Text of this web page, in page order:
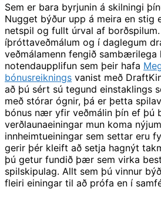
Sem er bara byrjunin á skilningi
Nugget býður upp á meira en stig
netspil og fullt úrval af
íþróttaveðmálum og í daglegum
veðmálamenn fengið sambærilega
notendaupplifun sem þeir hafa
bónusreiknings vanist með
að þú sért sú tegund einstaklings
með stórar ógnir, þá er þetta
bónus nær yfir veðmálin þín ef þú
verðlaunaeiningar mun koma
innheimtueiningar sem settar eru
gerir þér kleift að setja hagnýt
þú getur fundið þær sem virka
spilskipulag. Allt sem þú vinnur
fleiri einingar til að prófa en í